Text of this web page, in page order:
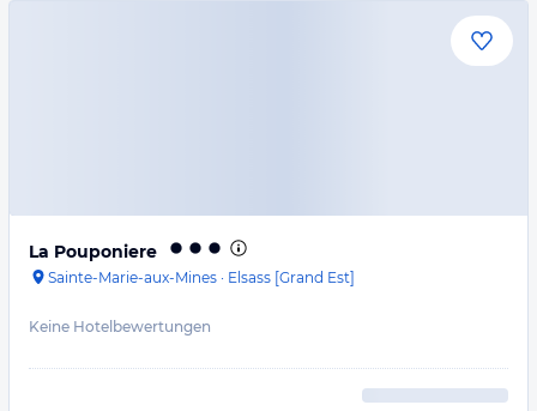
La Pouponiere
Sainte-Marie-aux-Mines · Elsass [Grand Est]
Keine Hotelbewertungen